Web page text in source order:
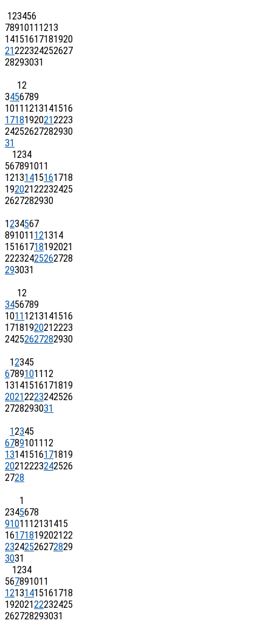
123456
7891011 1213
14151617181920
21222324252627
28293031
12
3456789
1011 1213141516
17181920212223
24252627282930
31
1234
567891011
12131415161718
19202122232425
2627282930
1234567
891011 121314
15161718192021
22232425262728
293031
12
3456789
1011 1213141516
17181920212223
24252627282930
12345
67891011 12
13141516171819
20212223242526
2728293031
12345
67891011 12
13141516171819
20212223242526
2728
1
2345678
91011 12131415
16171819202122
23242526272829
3031
1234
567891011
12131415161718
19202122232425
262728293031